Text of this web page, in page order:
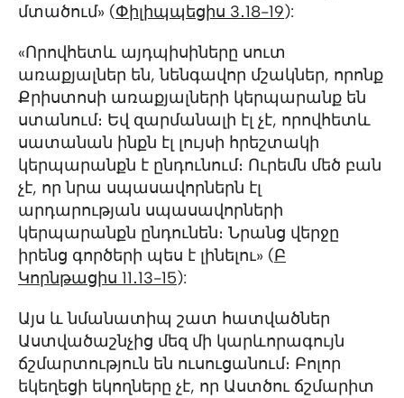
մտածում» (Փիլիպպեցիս 3․18-19):
«Որովհետև այդպիսիները սուտ
առաքյալներ են, նենգավոր մշակներ, որոնք
Քրիստոսի առաքյալների կերպարանք են
ստանում։ Եվ զարմանալի էլ չէ, որովհետև
սատանան ինքն էլ լույսի հրեշտակի
կերպարանքն է ընդունում։ Ուրեմն մեծ բան
չէ, որ նրա սպասավորներն էլ
արդարության սպասավորների
կերպարանքն ընդունեն։ Նրանց վերջը
իրենց գործերի պես է լինելու» (Բ
Կորնթացիս 11․13-15):
Այս և նմանատիպ շատ հատվածներ
Աստվածաշնչից մեզ մի կարևորագույն
ճշմարտություն են ուսուցանում։ Բոլոր
եկեղեցի եկողները չէ, որ Աստծու ճշմարիտ